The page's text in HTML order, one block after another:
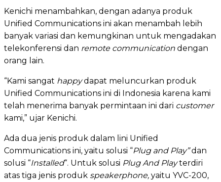
Kenichi menambahkan, dengan adanya produk
Unified Communications ini akan menambah lebih
banyak variasi dan kemungkinan untuk mengadakan
telekonferensi dan remote communication dengan
orang lain.
“Kami sangat happydapat meluncurkan produk
Unified Communications ini di Indonesia karena kami
telah menerima banyak permintaan ini dari customer
kami,” ujar Kenichi.
Ada dua jenis produk dalam lini Unified
Communications ini, yaitu solusi “Plug and Play”dan
solusi “Installed“. Untuk solusi Plug And Playterdiri
atas tiga jenis produk speakerphone, yaitu YVC-200,